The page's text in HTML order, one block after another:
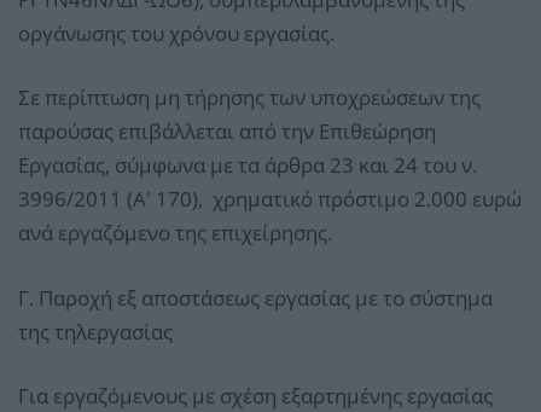
οργάνωσης του χρόνου εργασίας.
Σε περίπτωση μη τήρησης των υποχρεώσεων της
παρούσας επιβάλλεται από την Επιθεώρηση
Εργασίας, σύμφωνα με τα άρθρα 23 και 24 του ν.
3996/2011 (Α' 170), χρηματικό πρόστιμο 2.000 ευρώ
ανά εργαζόμενο της επιχείρησης.
Γ. Παροχή εξ αποστάσεως εργασίας με το σύστημα
της τηλεργασίας
Για εργαζόμενους με σχέση εξαρτημένης εργασίας